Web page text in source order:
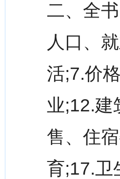
二、全
人口、
活;7.价
业;12.建
售、住
育;17.卫